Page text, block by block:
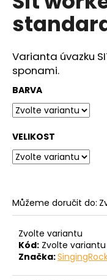
z
5
hvězdiček.
Varianta úvazku
sponami.
BARVA
VELIKOST
Můžeme doručit do:
Zvolte variantu
Kód: Zvolte variantu
Značka:
u
j
m
e